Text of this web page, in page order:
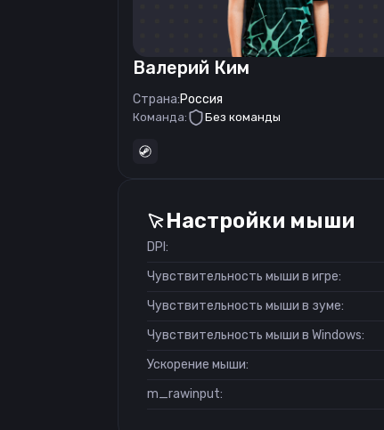
Валерий Ким
Страна:Россия
Команда: Без команды
Настройки мыши
DPI:
Чувствительность мыши в игре:
Чувствительность мыши в зуме:
Чувствительность мыши в Windows:
Ускорение мыши:
m_rawinput: